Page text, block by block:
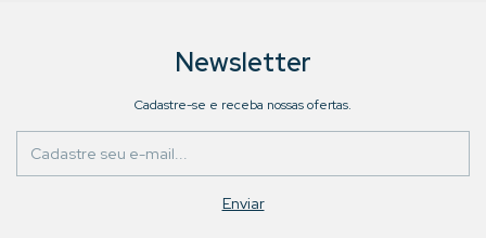
Newsletter
Cadastre-se e receba nossas ofertas.